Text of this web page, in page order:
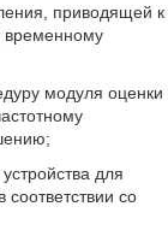
приводящей к
временному
модуля оценки
для
со